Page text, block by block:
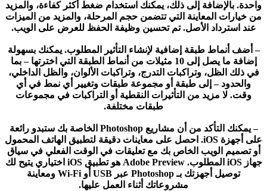
واحدة. بالإضافة إلى ذلك، يمكنك استخدام ضغط أكثر كفاءة، والمزيد
من خيارات المعاينة التي تتضمن حجم المرحلة، والمزيد من الميزات
عند استرداد الأصل. تم تحسين وظيفة الحفظ للعرض على الويب.
– أضف أنماط طبقة إضافية لإنشاء التأثير المطلوب. يمكنك بسهولة
إضافة ما يصل إلى 10 مثيلات من أنماط الطبقة التي اخترتها – بما
في ذلك الظل، وتراكبات التدرج، وتراكبات الألوان، والظل الداخلي،
والحدود – إلى طبقة أو مجموعة طبقات وتغيير أي نمط في أي
وقت. لا مزيد من التأثيرات النقطية أو التراكبات في مجموعات
طبقات مختلفة.
– يمكنك التأكد من أن مشاريع Photoshop الخاصة بك ستبدو رائعة
على أجهزة iOS. احصل على معاينات دقيقة لتطبيق الهاتف المحمول
أو تصميم الويب الخاص بك مع تعليقات في الوقت الفعلي في سياق
جهاز iOS المطلوب. Adobe Preview هو تطبيق iOS اختياري يتيح لك
توصيل أجهزتك بـ Photoshop عبر USB أو Wi-Fi ومعاينة
مشروعاتك أثناء العمل عليها.